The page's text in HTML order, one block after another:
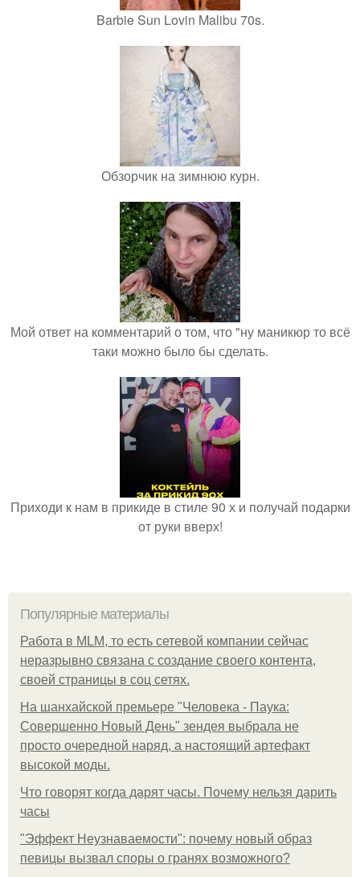
Barbie Sun Lovin Malibu 70s.
Обзорчик на зимнюю курн.
Мой ответ на комментарий о том, что "ну маникюр то всё
таки можно было бы сделать.
Приходи к нам в прикиде в стиле 90 х и получай подарки
от руки вверх!
Популярные материалы
Работа в MLM, то есть сетевой компании сейчас
неразрывно связана с создание своего контента,
своей страницы в соц сетях.
На шанхайской премьере "Человека - Паука:
Совершенно Новый День" зендея выбрала не
просто очередной наряд, а настоящий артефакт
высокой моды.
Что говорят когда дарят часы. Почему нельзя дарить
часы
"Эффект Неузнаваемости": почему новый образ
певицы вызвал споры о гранях возможного?